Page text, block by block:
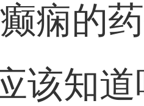
痫的
该知道